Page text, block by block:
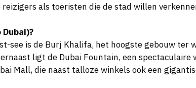
als toeristen die de stad willen
see is de Burj Khalifa, het hoogste gebouw ter
ligt de Dubai Fountain, een
Mall, die naast talloze winkels ook een